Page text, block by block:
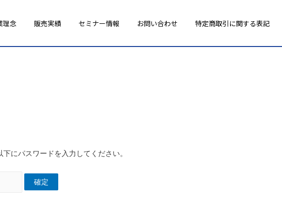
理念 販売実績 セミナー情報 お問い合わせ 特定商取引に関する表記
にパスワードを入力してください。